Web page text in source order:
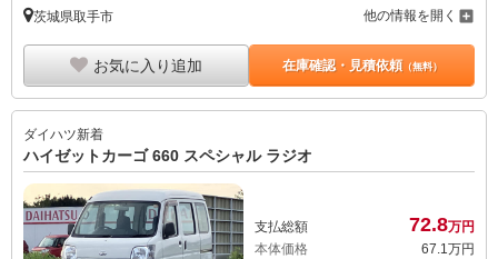
茨城県取手市 他の情報を開く
お気に入り追加 在庫確認・見積依頼（無料）
ダイハツ新着
ハイゼットカーゴ 660 スペシャル ラジオ
支払総額 72.8万円
本体価格
67.1万円